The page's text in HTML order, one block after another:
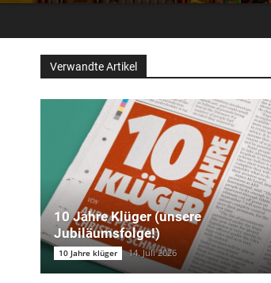
Verwandte Artikel
10 Jahre Klüger (unsere
Jubiläumsfolge!)
10 Jahre klüger 14. Juli 2026